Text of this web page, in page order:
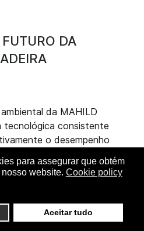
para assegurar que obtém
website. Cookie policy
Aceitar tudo
DA
da MAHILD
tecnológica consistente
o desempenho
ambiente.
de gases de processo